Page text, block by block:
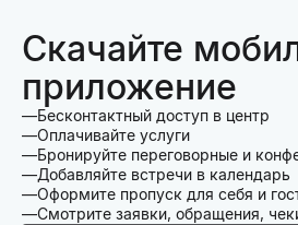
Скачайте
приложение
Бесконтактный доступ в центр
Оплачивайте услуги
Бронируйте переговорные и
Добавляйте встречи в календарь
Оформите пропуск для себя и
Смотрите заявки, обращения,